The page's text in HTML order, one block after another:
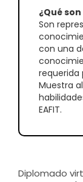
¿Qué
Son
con una
requerida
Muestra
EAFIT.
Diplomado